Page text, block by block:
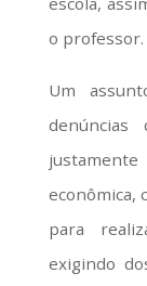
o professor.
Um
denúncias
econômica,
para
exigindo